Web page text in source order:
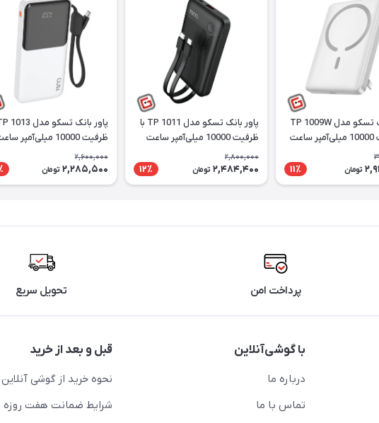
پاور بانک تسکو مدل TP 1009W
تومان 11٪
پاور بانک تسکو مدل TP 1011 با
ظرفیت 10000 میلی‌آمپر ساعت
2,800,000
2,484,400 تومان 12٪
ظرفیت 10000 میلی‌آمپر ساعت
2,600,000
2,285,500 تومان
پرداخت امن تحویل سریع
با گوشی‌آنلاین
درباره ما
تماس با ما
قبل و بعد از خرید
نحوه خرید از گوشی آنلاین
شرایط ضمانت هفت روزه